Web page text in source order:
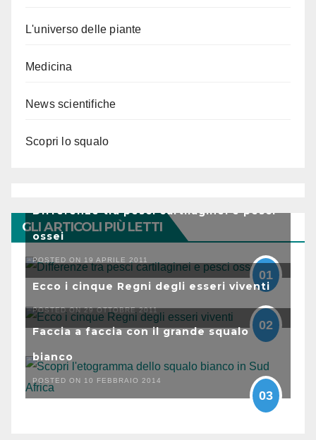
L'universo delle piante
Medicina
News scientifiche
Scopri lo squalo
GLI ARTICOLI PIÙ LETTI
Differenze tra pesci cartilaginei e pesci
ossei
POSTED ON 19 APRILE 2011
01
Ecco i cinque Regni degli esseri viventi
POSTED ON 29 OTTOBRE 2011
02
Faccia a faccia con il grande squalo
bianco
POSTED ON 10 FEBBRAIO 2014
03